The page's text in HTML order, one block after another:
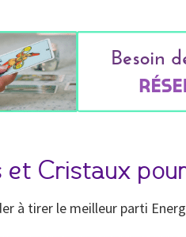
et Cristaux
à tirer le meilleur parti